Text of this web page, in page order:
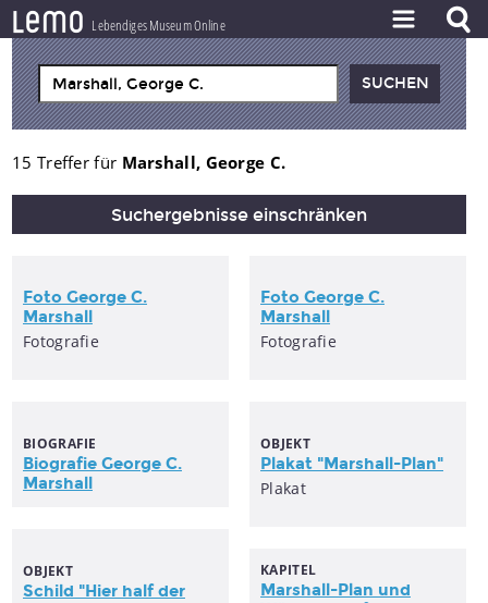
lemo Lebendiges Museum Online
ZEITSTRAHL
THEMEN
ZEITZEUGEN
BESTAND
PROJEKT
15 Treffer für Marshall, George C.
Suchergebnisse einschränken
Foto George C.
Marshall
Fotografie
Foto George C.
Marshall
Fotografie
BIOGRAFIE
Biografie George C.
Marshall
OBJEKT
Plakat "Marshall-Plan"
Plakat
OBJEKT
Schild "Hier half der
KAPITEL
Marshall-Plan und